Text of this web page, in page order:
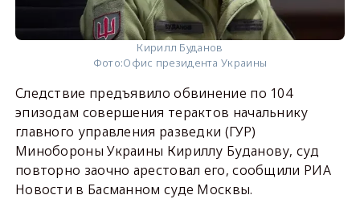
Кирилл Буданов
Фото:Офис президента Украины
Следствие предъявило обвинение по 104
эпизодам совершения терактов начальнику
главного управления разведки (ГУР)
Минобороны Украины Кириллу Буданову, суд
повторно заочно арестовал его, сообщили РИА
Новости в Басманном суде Москвы.